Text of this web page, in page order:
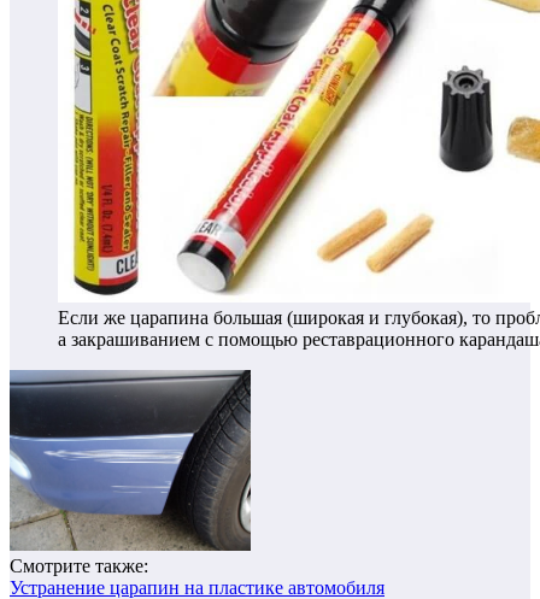
Если же царапина большая (широкая и глубокая), то
а закрашиванием с помощью реставрационного
Смотрите также:
Устранение царапин на пластике автомобиля